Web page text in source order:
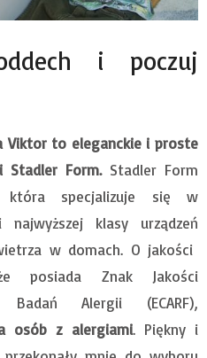
i poczuj
Viktor to eleganckie i proste
Stadler Form. Stadler Form
która specjalizuje się w
klasy urządzeń
w domach. O jakości
posiada Znak Jakości
Badań Alergii (ECARF),
osób z alergiami. Piękny i